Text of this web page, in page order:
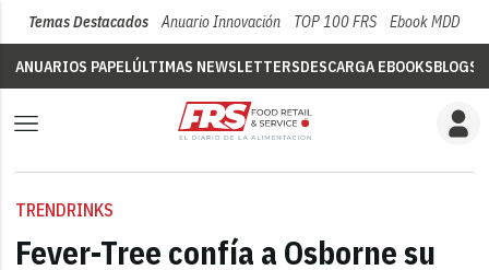
Temas Destacados Anuario Innovación TOP 100 FRS Ebook MDD
ANUARIOS PAPELÚLTIMAS NEWSLETTERSDESCARGA EBOOKSBLOGS
TRENDRINKS
Fever-Tree confía a Osborne su